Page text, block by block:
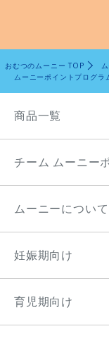
おむつのムーニー TOP
ムーニーポイントプログラ
商品一覧
ムーニーマン（パ
オヤスミマン
チーム ムーニー
ムーニーポイントに
チーム ムーニーポ
プレゼントキャンペ
ムーニーについて
ムーニーの歴史
ムーニーちゃんのひ
ムーニーの思い
妊娠期向け
初めて妊娠した方へ
育児期向け